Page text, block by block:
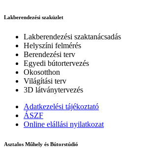
Lakberendezési szaküzlet
Lakberendezési szaktanácsadás
Helyszíni felmérés
Berendezési terv
Egyedi bútortervezés
Okosotthon
Világítási terv
3D látványtervezés
Adatkezelési tájékoztató
ÁSZF
Online elállási nyilatkozat
Asztalos Műhely és Bútorstúdió